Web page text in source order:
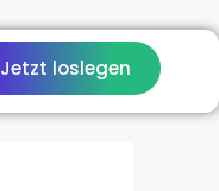
Jetzt loslegen